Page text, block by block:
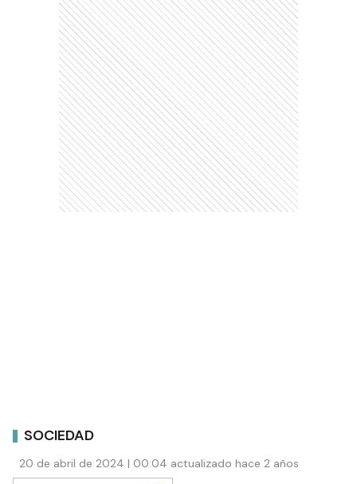
SOCIEDAD
20 de abril de 2024 | 00:04 actualizado hace 2 años